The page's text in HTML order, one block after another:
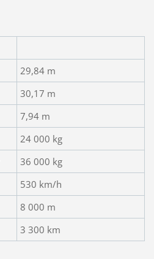
29,84 m
30,17 m
7,94 m
24 000 kg
36 000 kg
530 km/h
8 000 m
3 300 km